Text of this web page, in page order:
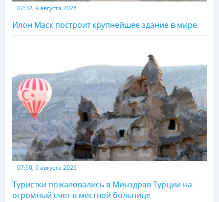
02:32, 9 августа 2026
Илон Маск построит крупнейшее здание в мире
07:50, 9 августа 2026
Туристки пожаловались в Минздрав Турции на
огромный счет в местной больнице